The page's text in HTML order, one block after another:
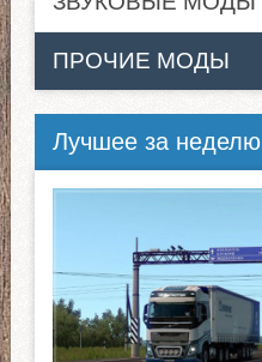
ПРОЧИЕ МОДЫ
Лучшее за неделю